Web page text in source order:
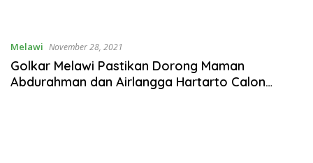
Melawi November 28, 2021
Golkar Melawi Pastikan Dorong Maman
Abdurahman dan Airlangga Hartarto Calon